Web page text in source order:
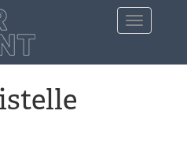
Toggle
navigation